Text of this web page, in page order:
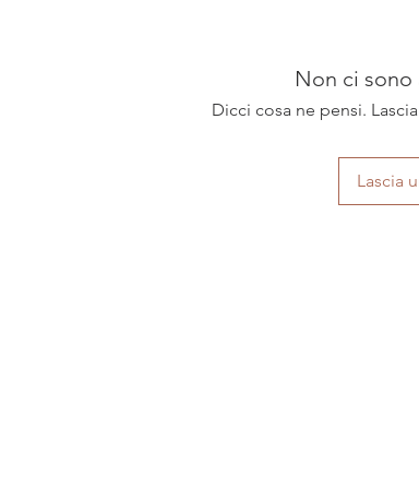
Non ci sono
Dicci cosa ne pensi.
Lascia